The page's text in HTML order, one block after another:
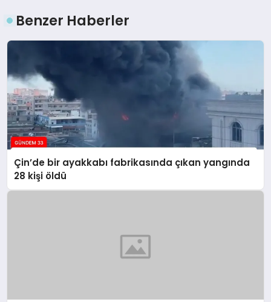
Benzer Haberler
Çin’de bir ayakkabı fabrikasında çıkan yangında
28 kişi öldü